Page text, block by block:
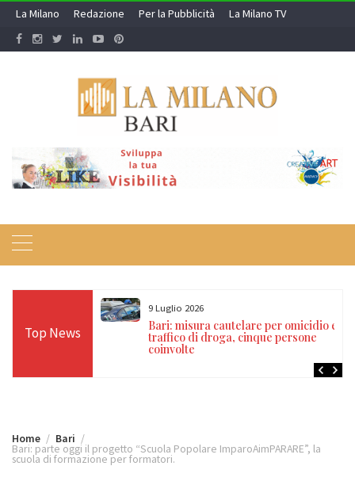
Skip
content
La Milano Redazione Per la Pubblicità La Milano TV
Top News
campi rom e
17 denunce e
9 Luglio 2026
Bari: misura cautelare per omicidio e
traffico di droga, cinque persone
coinvolte
Home Bari
Bari: parte oggi il progetto “Scuola Popolare ImparoAimPARARE”, la
scuola di formazione per formatori.